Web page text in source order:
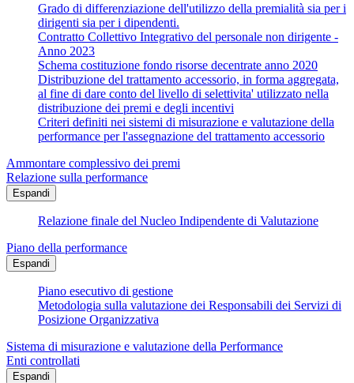
Grado di differenziazione dell'utilizzo della premialità sia per i
dirigenti sia per i dipendenti.
Contratto Collettivo Integrativo del personale non dirigente -
Anno 2023
Schema costituzione fondo risorse decentrate anno 2020
Distribuzione del trattamento accessorio, in forma aggregata,
al fine di dare conto del livello di selettivita' utilizzato nella
distribuzione dei premi e degli incentivi
Criteri definiti nei sistemi di misurazione e valutazione della
performance per l'assegnazione del trattamento accessorio
Ammontare complessivo dei premi
Relazione sulla performance
Espandi
Relazione finale del Nucleo Indipendente di Valutazione
Piano della performance
Espandi
Piano esecutivo di gestione
Metodologia sulla valutazione dei Responsabili dei Servizi di
Posizione Organizzativa
Sistema di misurazione e valutazione della Performance
Enti controllati
Espandi